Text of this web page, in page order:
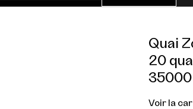
Quai
20
35000
Voir la